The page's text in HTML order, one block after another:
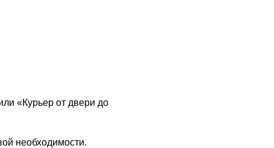
«Курьер от двери до
необходимости.